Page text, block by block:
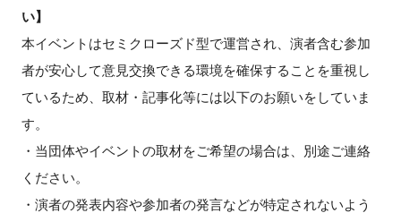
い】
本イベントはセミクローズド型で運営され、演者含む参加
者が安心して意見交換できる環境を確保することを重視し
ているため、取材・記事化等には以下のお願いをしていま
す。
・当団体やイベントの取材をご希望の場合は、別途ご連絡
ください。
・演者の発表内容や参加者の発言などが特定されないよう